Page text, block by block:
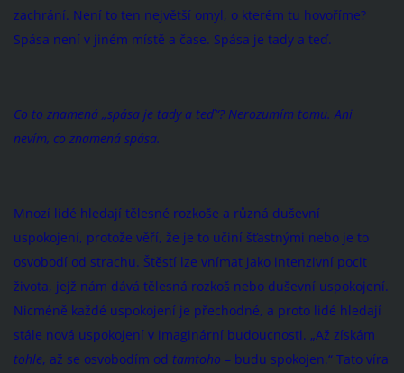
zachrání. Není to ten největší omyl, o kterém tu hovoříme?
Spása není v jiném místě a čase. Spása je tady a teď.
Co to znamená „spása je tady a teď“? Nerozumím tomu. Ani
nevím, co znamená spása.
Mnozí lidé hledají tělesné rozkoše a různá duševní
uspokojení, protože věří, že je to učiní šťastnými nebo je to
osvobodí od strachu. Štěstí lze vnímat jako intenzivní pocit
života, jejž nám dává tělesná rozkoš nebo duševní uspokojení.
Nicméně každé uspokojení je přechodné, a proto lidé hledají
stále nová uspokojení v imaginární budoucnosti. „Až získám
tohle, až se osvobodím od tamtoho – budu spokojen.“ Tato víra